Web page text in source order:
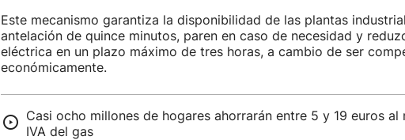
Este mecanismo garantiza la disponibilidad de las plantas
antelación de quince minutos, paren en caso de necesidad y
eléctrica en un plazo máximo de tres horas, a cambio de ser
económicamente.
Casi ocho millones de hogares ahorrarán entre 5 y 19 euros al
IVA del gas